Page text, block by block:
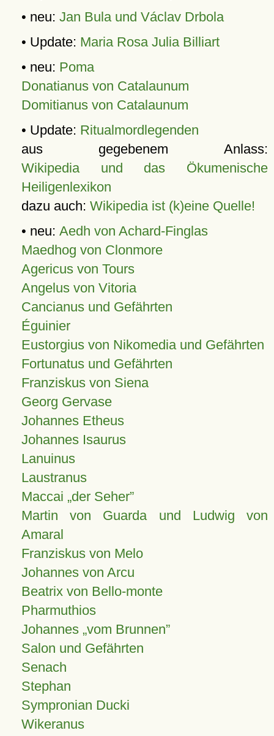
• neu: Jan Bula und Václav Drbola
• Update: Maria Rosa Julia Billiart
• neu: Poma
Donatianus von Catalaunum
Domitianus von Catalaunum
• Update: Ritualmordlegenden
aus gegebenem Anlass:
Wikipedia und das Ökumenische
Heiligenlexikon
dazu auch: Wikipedia ist (k)eine Quelle!
• neu: Aedh von Achard-Finglas
Maedhog von Clonmore
Agericus von Tours
Angelus von Vitoria
Cancianus und Gefährten
Éguinier
Eustorgius von Nikomedia und Gefährten
Fortunatus und Gefährten
Franziskus von Siena
Georg Gervase
Johannes Etheus
Johannes Isaurus
Lanuinus
Laustranus
Maccai „der Seher”
Martin von Guarda und Ludwig von
Amaral
Franziskus von Melo
Johannes von Arcu
Beatrix von Bello-monte
Pharmuthios
Johannes vom Brunnen
Salon und Gefährten
Senach
Stephan
Sympronian Ducki
Wikeranus